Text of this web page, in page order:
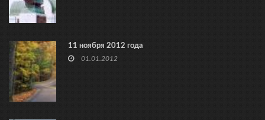
11 ноября 2012 года
01.01.2012